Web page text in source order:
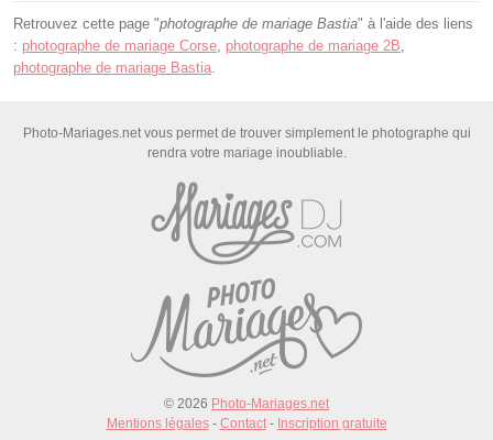
Retrouvez cette page "photographe de mariage Bastia" à l'aide des liens
: photographe de mariage Corse photographe de mariage 2B
photographe de mariage Bastia
Photo-Mariages.net vous permet de trouver simplement le photographe qui
rendra votre mariage inoubliable.
© 2026 Photo-Mariages.net
Mentions légales- Contact- Inscription gratuite